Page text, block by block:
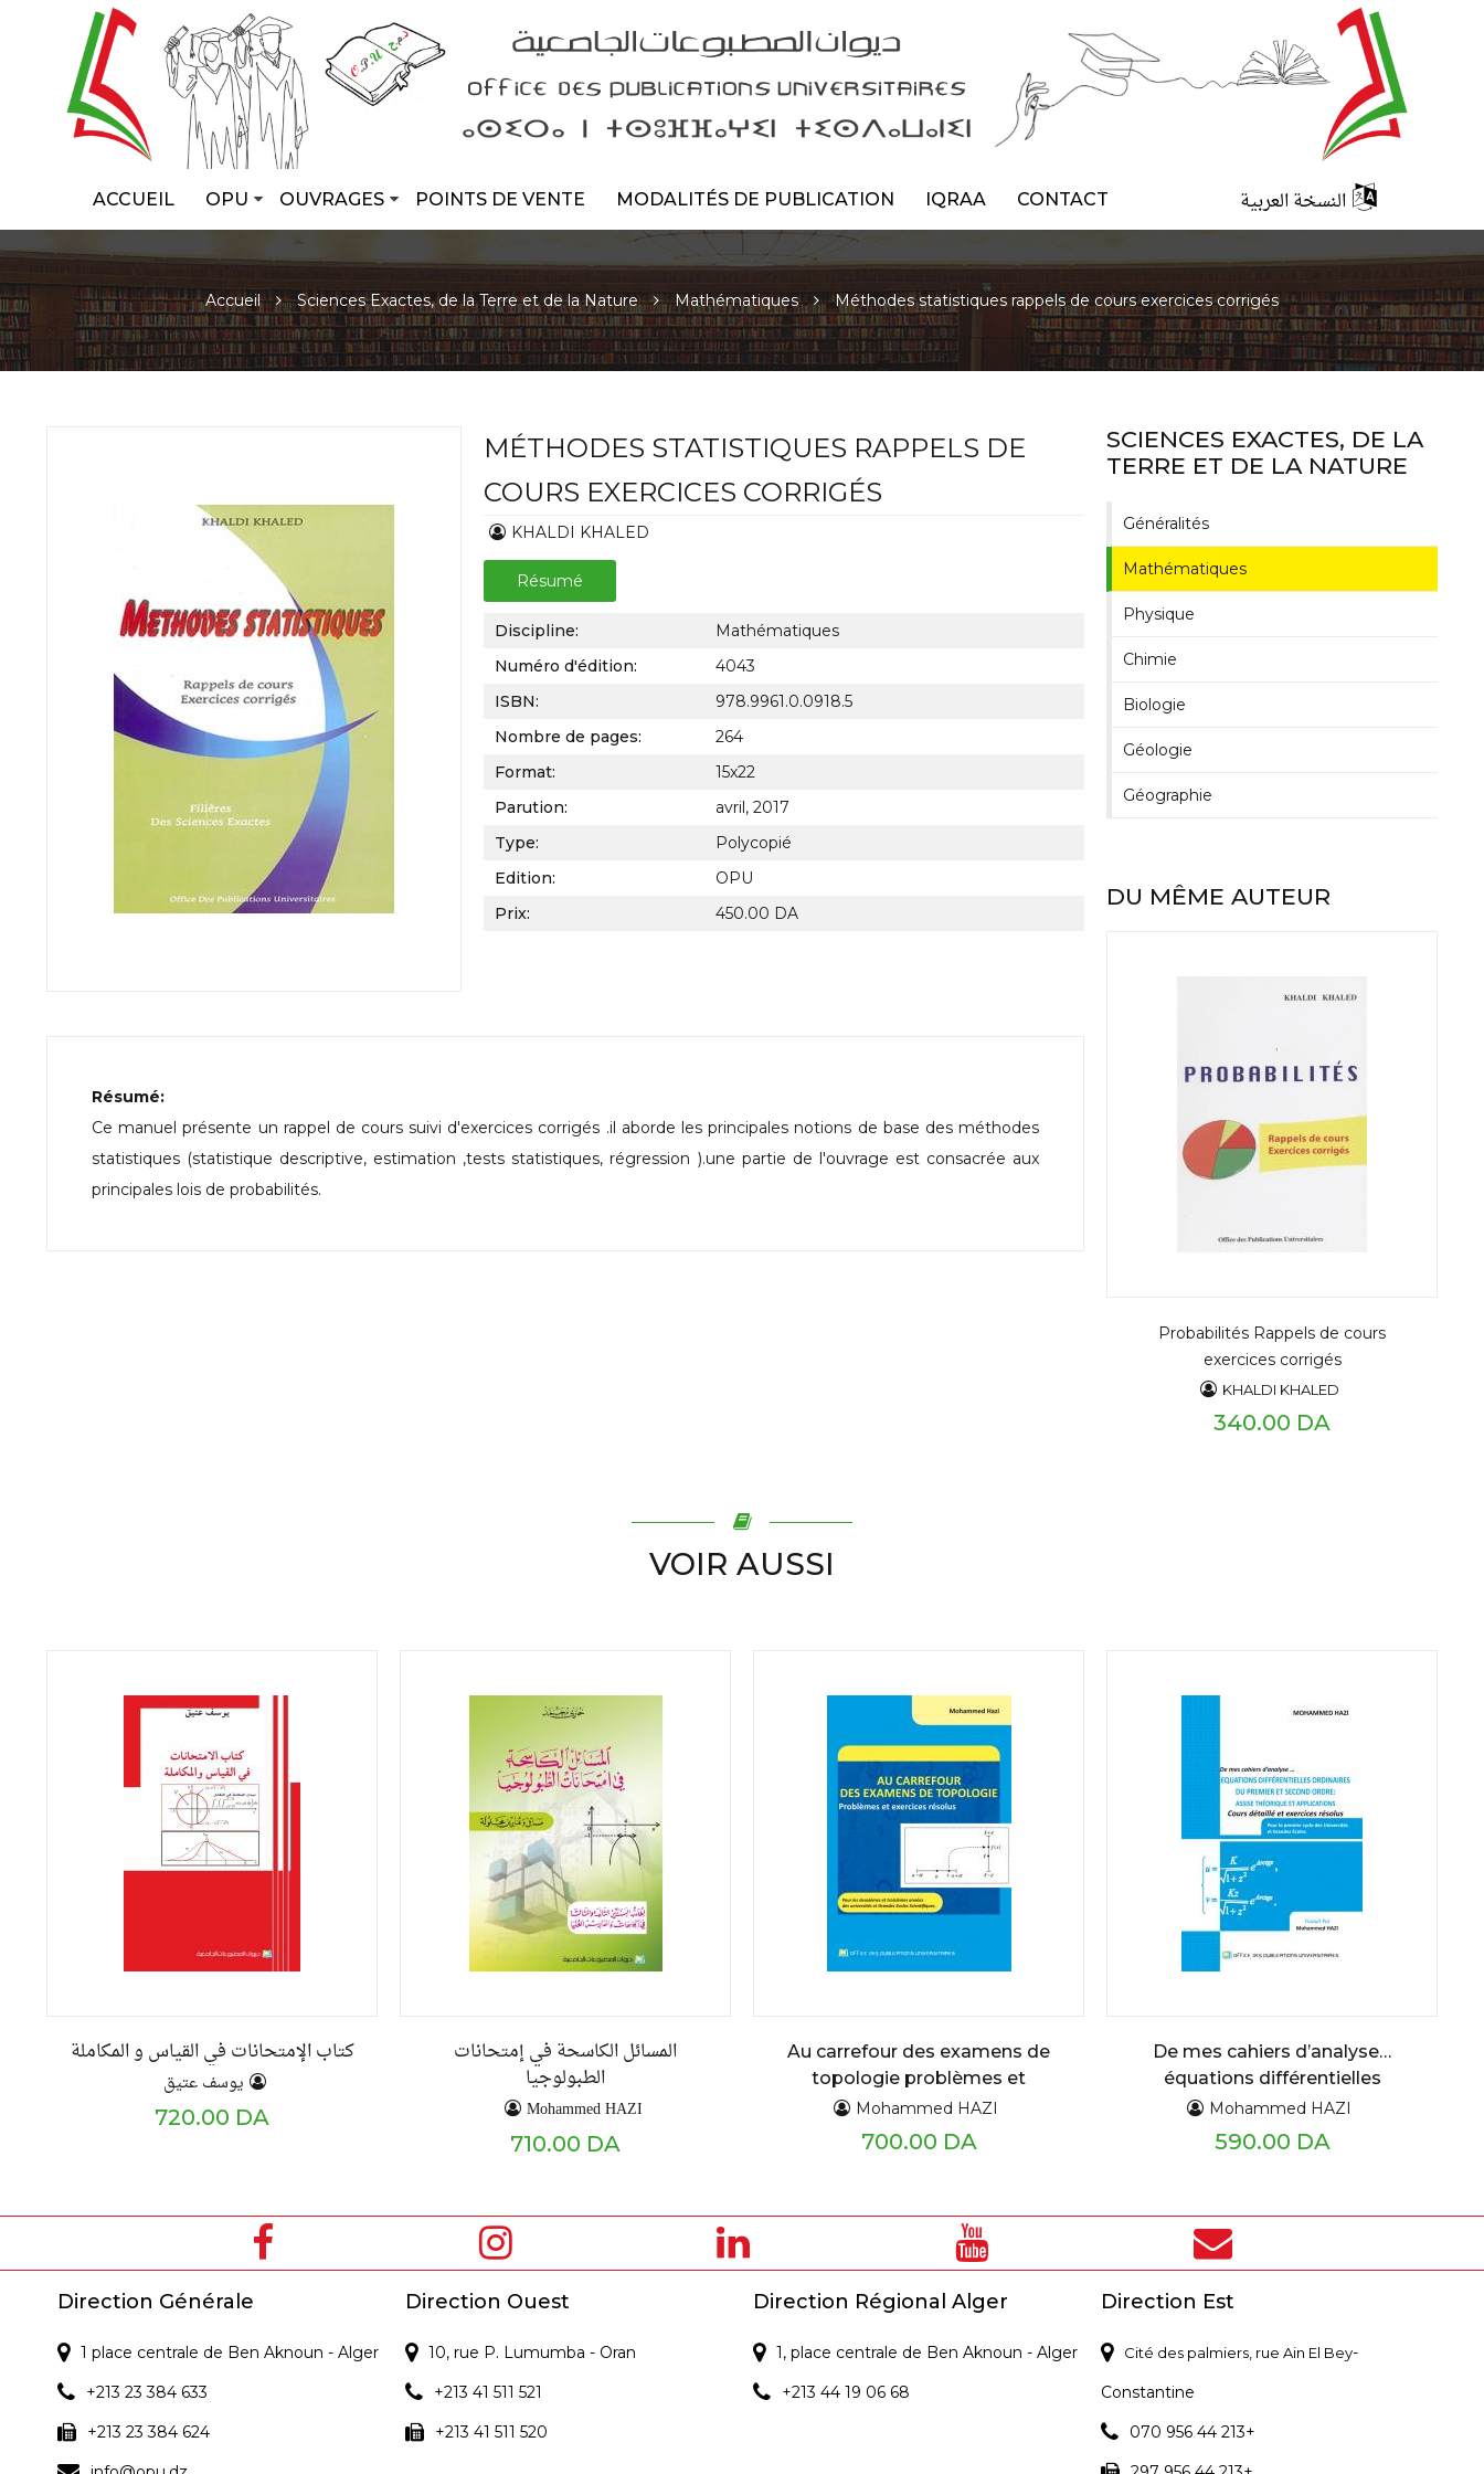
ACCUEIL OPU OUVRAGES POINTS DE VENTE MODALITÉS DE PUBLICATION IQRAA CONTACT النسخة العربية
Accueil Sciences Exactes, de la Terre et de la Nature Mathématiques Méthodes statistiques rappels de cours exercices corrigés
MÉTHODES STATISTIQUES RAPPELS DE
COURS EXERCICES CORRIGÉS
KHALDI KHALED
Résumé
Discipline:
Mathématiques
Numéro d'édition:
4043
ISBN:
978.9961.0.0918.5
Nombre de pages:
264
Format:
15x22
Parution:
avril, 2017
Type:
Polycopié
Edition:
OPU
Prix:
450.00 DA
Résumé:
Ce manuel présente un rappel de cours suivi d'exercices corrigés .il aborde les principales notions de base des méthodes
statistiques (statistique descriptive, estimation ,tests statistiques, régression ).une partie de l'ouvrage est consacrée aux
principales lois de probabilités.
SCIENCES EXACTES, DE LA
TERRE ET DE LA NATURE
Généralités
Mathématiques
Physique
Chimie
Biologie
Géologie
Géographie
DU MÊME AUTEUR
Probabilités Rappels de cours
exercices corrigés
KHALDI KHALED
340.00 DA
VOIR AUSSI
كتاب الإمتحانات في القياس و المكاملة
يوسف عتيق
720.00 DA
المسائل الكاسحة في إمتحانات
الطبولوجيا
Mohammed HAZI
710.00 DA
Au carrefour des examens de
topologie problèmes et
exercices résolus
Mohammed HAZI
700.00 DA
De mes cahiers d’analyse…
équations différentielles
ordinaires du premier et second
ordre : assise théorique et
Mohammed HAZI
590.00 DA
Direction Générale
1 place centrale de Ben Aknoun - Alger
+213 23 384 633
+213 23 384 624
Direction Ouest
10, rue P. Lumumba - Oran
+213 41 511 521
+213 41 511 520
Direction Régional Alger
1, place centrale de Ben Aknoun - Alger
+213 44 19 06 68
Direction Est
Cité des palmiers, rue Ain El Bey-
Constantine
070 956 44 213+